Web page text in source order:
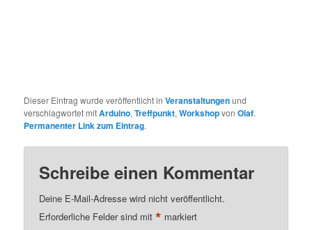
Dieser Eintrag wurde veröffentlicht inVeranstaltungenund
verschlagwortet mitArduino,Treffpunkt,WorkshopvonOlaf.
Permanenter Link zum Eintrag.
Schreibe einen Kommentar
Deine E-Mail-Adresse wird nicht veröffentlicht.
Erforderliche Felder sind mit* markiert